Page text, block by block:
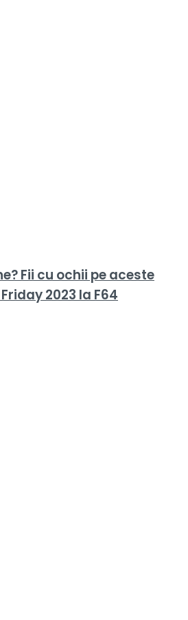
Fii cu ochii pe aceste
2023 la F64